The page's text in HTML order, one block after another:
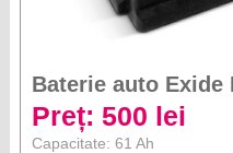
Baterie auto Exide
Preț: 500 lei
Capacitate: 61 Ah